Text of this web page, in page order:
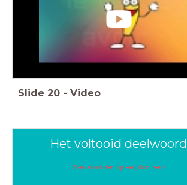
Slide 20 - Video
Het voltooid deelwoord
Werkwoorden op -er (donner):